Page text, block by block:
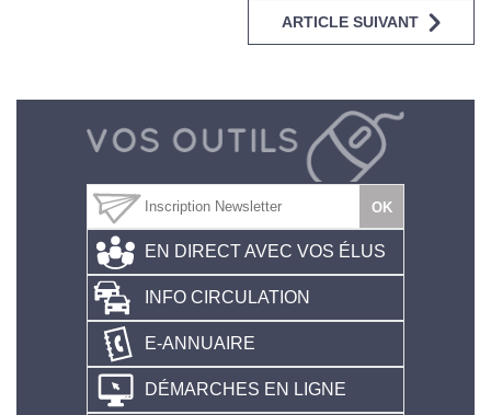
ARTICLE SUIVANT
EN DIRECT AVEC VOS ÉLUS
INFO CIRCULATION
E-ANNUAIRE
DÉMARCHES EN LIGNE